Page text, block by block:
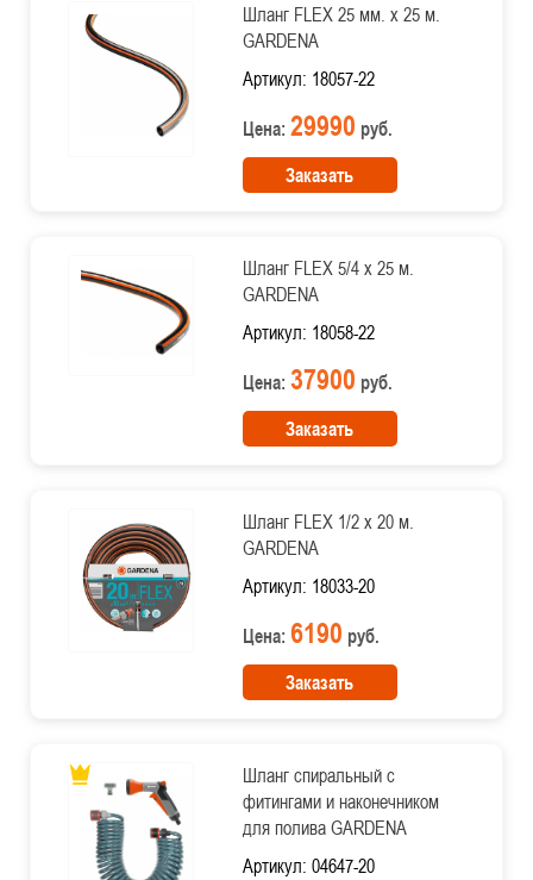
Шланг FLEX 25 мм. х 25 м.
GARDENA
Артикул: 18057-22
Цена: 29990 руб.
Заказать
Шланг FLEX 5/4 х 25 м.
GARDENA
Артикул: 18058-22
Цена: 37900 руб.
Заказать
Шланг FLEX 1/2 х 20 м.
GARDENA
Артикул: 18033-20
Цена: 6190 руб.
Заказать
Шланг спиральный с
фитингами и наконечником
для полива GARDENA
Артикул: 04647-20